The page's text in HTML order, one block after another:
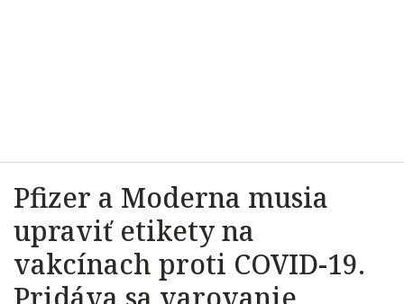
Pfizer a Moderna musia
upraviť etikety na
vakcínach proti COVID-19.